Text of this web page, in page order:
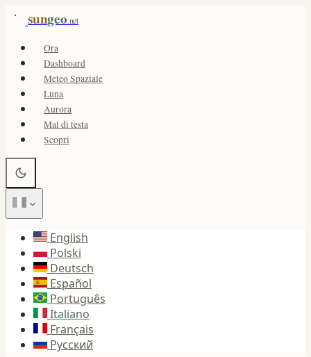
sungeo.net
Ora
Dashboard
Meteo Spaziale
Luna
Aurora
Mal di testa
Scopri
English
Polski
Deutsch
Español
Português
Italiano
Français
Русский